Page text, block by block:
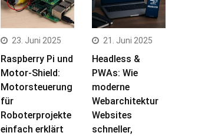
23. Juni 2025
Raspberry Pi und
Motor-Shield:
Motorsteuerung
für
Roboterprojekte
einfach erklärt
21. Juni 2025
Headless &
PWAs: Wie
moderne
Webarchitektur
Websites
schneller,